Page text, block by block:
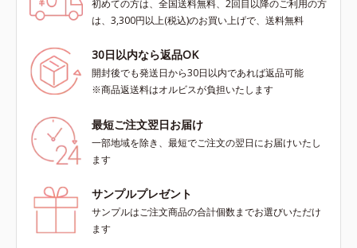
初めての方は、全国送料無料、2回目以降のご利用の方
は、3,300円以上(税込)のお買い上げで、送料無料
30日以内なら返品OK
開封後でも発送日から30日以内であれば返品可能
※商品返送料はオルビスが負担いたします
最短ご注文翌日お届け
一部地域を除き、最短でご注文の翌日にお届けいたし
ます
サンプルプレゼント
サンプルはご注文商品の合計個数までお選びいただけ
ます